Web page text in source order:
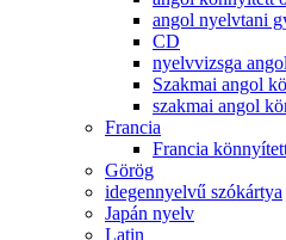
angol nyelvtani
CD
nyelvvizsga angol
Szakmai angol
szakmai angol
Francia
Francia
Görög
idegennyelvű szókártya
Japán nyelv
Latin